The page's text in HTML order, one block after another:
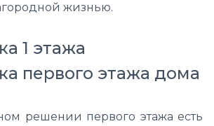
жизнью.
1 этажа
первого этажа дома
решении первого этажа есть